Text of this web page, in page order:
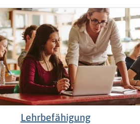
Lehrbefähigung